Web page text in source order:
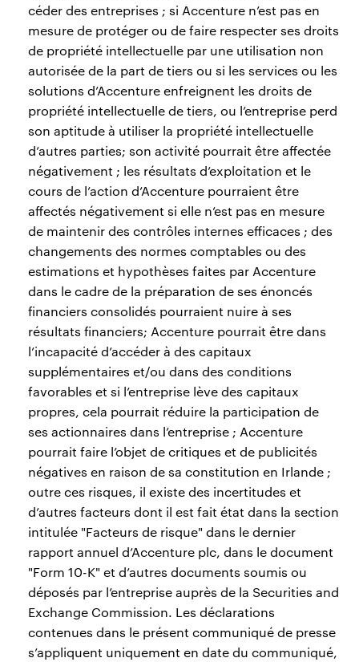
céder des entreprises ; si Accenture n’est pas en
mesure de protéger ou de faire respecter ses droits
de propriété intellectuelle par une utilisation non
autorisée de la part de tiers ou si les services ou les
solutions d’Accenture enfreignent les droits de
propriété intellectuelle de tiers, ou l’entreprise perd
son aptitude à utiliser la propriété intellectuelle
d’autres parties; son activité pourrait être affectée
négativement ; les résultats d’exploitation et le
cours de l’action d’Accenture pourraient être
affectés négativement si elle n’est pas en mesure
de maintenir des contrôles internes efficaces ; des
changements des normes comptables ou des
estimations et hypothèses faites par Accenture
dans le cadre de la préparation de ses énoncés
financiers consolidés pourraient nuire à ses
résultats financiers; Accenture pourrait être dans
l’incapacité d’accéder à des capitaux
supplémentaires et/ou dans des conditions
favorables et si l’entreprise lève des capitaux
propres, cela pourrait réduire la participation de
ses actionnaires dans l’entreprise ; Accenture
pourrait faire l’objet de critiques et de publicités
négatives en raison de sa constitution en Irlande ;
outre ces risques, il existe des incertitudes et
d’autres facteurs dont il est fait état dans la section
intitulée "Facteurs de risque" dans le dernier
rapport annuel d’Accenture plc, dans le document
"Form 10-K" et d’autres documents soumis ou
déposés par l’entreprise auprès de la Securities and
Exchange Commission. Les déclarations
contenues dans le présent communiqué de presse
s’appliquent uniquement en date du communiqué,